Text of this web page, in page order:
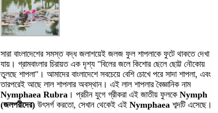
সারা বাংলাদেশের সমস্ত বদ্ধ জলাশয়েই জলজ ফুল শাপলাকে ফুটে থাকতে দেখা
যায়। গ্রামবাংলার চিরায়ত এক দৃশ্য "বিলের জলে কিশোর ছেলে ছোট্ট নৌকোয়
তুলছে শাপলা"। আমাদের বাংলাদেশে সবচেয়ে বেশি চোখে পরে সাদা শাপলা, এবং
তারপরেই আছে লাল শাপলার অবস্থান। এই লাল শাপলার বৈজ্ঞানিক নাম
Nymphaea Rubra । প্রচীন যুগে গ্রীকরা এই জাতীয় ফুলকে Nymph
(জলপরীদের) উৎসর্গ করতো, সেখান থেকেই এই Nymphaea শব্দটি এসেছে।